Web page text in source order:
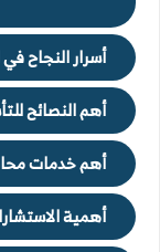
أسرار النجاح
أهم النصائح
أهم خدمات
أهمية